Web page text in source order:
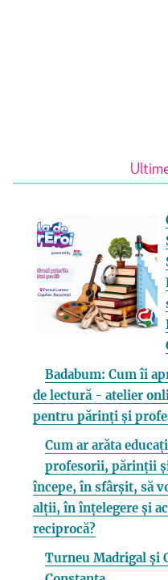
Badabum: Cum îi
de lectură - atelier
pentru părinți și
Cum ar arăta
profesorii, părinții
începe, în sfârșit, să
alții, în înțelegere și
reciprocă?
Turneu Madrigal și